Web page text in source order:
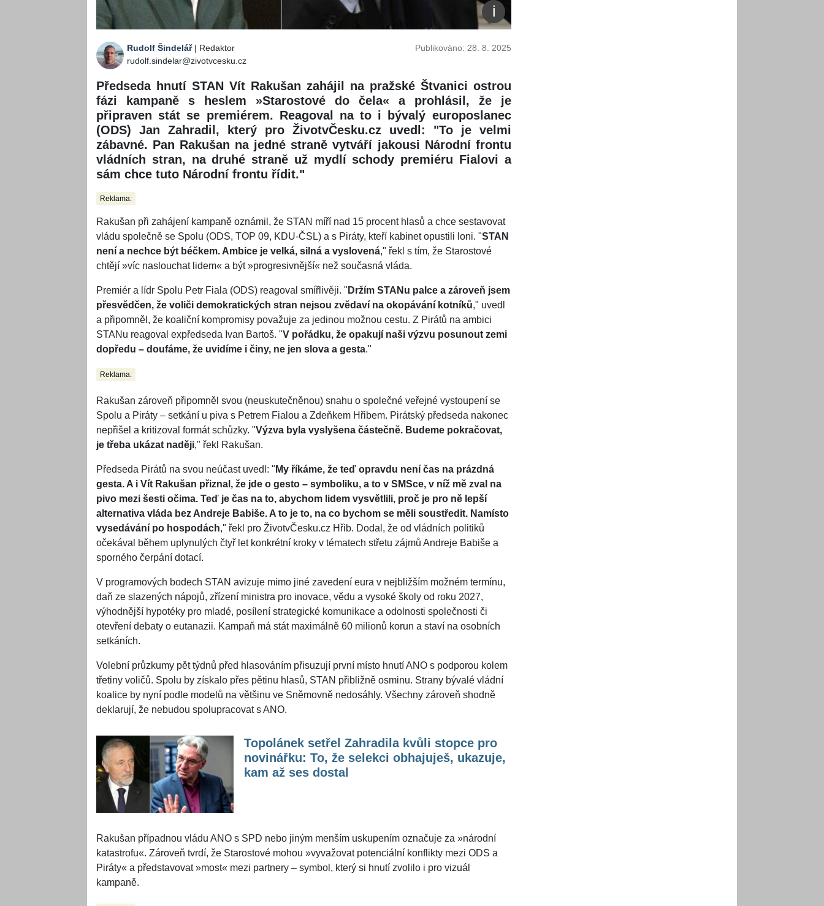
Rudolf Šindelář| Redaktor
rudolf.sindelar@zivotvcesku.cz
Publikováno: 28. 8. 2025
Předseda hnutí STAN Vít Rakušan zahájil na pražské Štvanici ostrou
fázi kampaně s heslem »Starostové do čela« a prohlásil, že je
připraven stát se premiérem. Reagoval na to i bývalý europoslanec
(ODS) Jan Zahradil, který pro ŽivotvČesku.cz uvedl: "To je velmi
zábavné. Pan Rakušan na jedné straně vytváří jakousi Národní frontu
vládních stran, na druhé straně už mydlí schody premiéru Fialovi a
sám chce tuto Národní frontu řídit."
Reklama:
Rakušan při zahájení kampaně oznámil, že STAN míří nad 15 procent hlasů a chce sestavovat
vládu společně se Spolu (ODS, TOP 09, KDU-ČSL) a s Piráty, kteří kabinet opustili loni. "STAN
není a nechce být béčkem. Ambice je velká, silná a vyslovená," řekl s tím, že Starostové
chtějí »víc naslouchat lidem« a být »progresivnější« než současná vláda.
Premiér a lídr Spolu Petr Fiala (ODS) reagoval smířlivěji. " Držím STANu palce a zároveň jsem
přesvědčen, že voliči demokratických stran nejsou zvědaví na okopávání kotníků," uvedl
a připomněl, že koaliční kompromisy považuje za jedinou možnou cestu. Z Pirátů na ambici
STANu reagoval expředseda Ivan Bartoš. "V pořádku, že opakují naši výzvu posunout zemi
dopředu – doufáme, že uvidíme i činy, ne jen slova a gesta."
Reklama:
Rakušan zároveň připomněl svou (neuskutečněnou) snahu o společné veřejné vystoupení se
Spolu a Piráty – setkání u piva s Petrem Fialou a Zdeňkem Hřibem. Pirátský předseda nakonec
nepřišel a kritizoval formát schůzky. "Výzva byla vyslyšena částečně. Budeme pokračovat,
je třeba ukázat naději," řekl Rakušan.
Předseda Pirátů na svou neúčast uvedl: " My říkáme, že teď opravdu není čas na prázdná
gesta. A i Vít Rakušan přiznal, že jde o gesto –⁠⁠⁠⁠⁠⁠ symboliku, a to v SMSce, v níž mě zval na
pivo mezi šesti očima. Teď je čas na to, abychom lidem vysvětlili, proč je pro ně lepší
alternativa vláda bez Andreje Babiše. A to je to, na co bychom se měli soustředit. Namísto
vysedávání po hospodách," řekl pro ŽivotvČesku.cz Hřib. Dodal, že od vládních politiků
očekával během uplynulých čtyř let konkrétní kroky v tématech střetu zájmů Andreje Babiše a
sporného čerpání dotací.
V programových bodech STAN avizuje mimo jiné zavedení eura v nejbližším možném termínu,
daň ze slazených nápojů, zřízení ministra pro inovace, vědu a vysoké školy od roku 2027,
výhodnější hypotéky pro mladé, posílení strategické komunikace a odolnosti společnosti či
otevření debaty o eutanazii. Kampaň má stát maximálně 60 milionů korun a staví na osobních
setkáních.
Volební průzkumy pět týdnů před hlasováním přisuzují první místo hnutí ANO s podporou kolem
třetiny voličů. Spolu by získalo přes pětinu hlasů, STAN přibližně osminu. Strany bývalé vládní
koalice by nyní podle modelů na většinu ve Sněmovně nedosáhly. Všechny zároveň shodně
deklarují, že nebudou spolupracovat s ANO.
Topolánek setřel Zahradila kvůli stopce pro
novinářku: To, že selekci obhajuješ, ukazuje,
kam až ses dostal
Rakušan případnou vládu ANO s SPD nebo jiným menším uskupením označuje za »národní
katastrofu«. Zároveň tvrdí, že Starostové mohou »vyvažovat potenciální konflikty mezi ODS a
Piráty« a představovat »most« mezi partnery – symbol, který si hnutí zvolilo i pro vizuál
kampaně.